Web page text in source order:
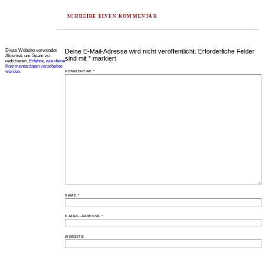
SCHREIBE EINEN KOMMENTAR
Deine E-Mail-Adresse wird nicht veröffentlicht. Erforderliche Felder
sind mit* markiert
KOMMENTAR *
NAME*
E-MAIL-ADRESSE *
WEBSITE
Diese Website verwendet
Akismet, um Spam zu
reduzieren. Erfahre, wie deine
Kommentardaten verarbeitet
werden.